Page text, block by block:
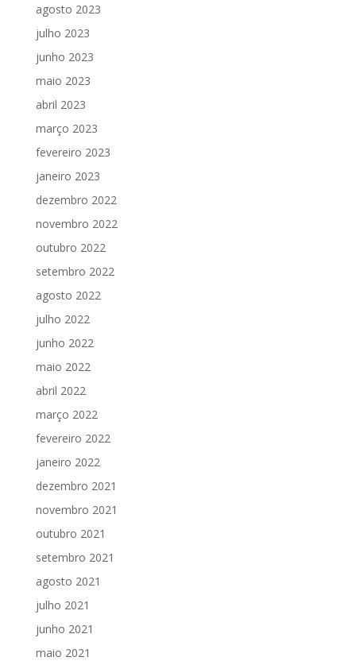
agosto 2023
julho 2023
junho 2023
maio 2023
abril 2023
março 2023
fevereiro 2023
janeiro 2023
dezembro 2022
novembro 2022
outubro 2022
setembro 2022
agosto 2022
julho 2022
junho 2022
maio 2022
abril 2022
março 2022
fevereiro 2022
janeiro 2022
dezembro 2021
novembro 2021
outubro 2021
setembro 2021
agosto 2021
julho 2021
junho 2021
maio 2021